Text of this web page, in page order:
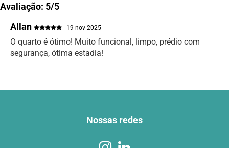
Avaliação: 5/5
Allan
| 19 nov 2025
O quarto é ótimo! Muito funcional, limpo, prédio com
segurança, ótima estadia!
Nossas redes